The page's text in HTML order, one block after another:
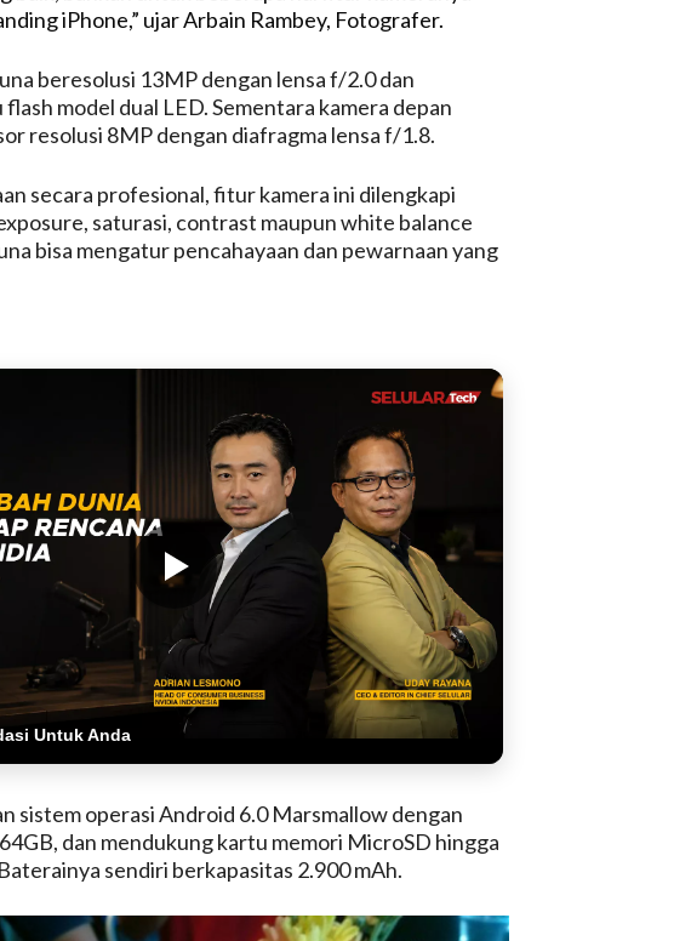
u
iPhone,” ujar Arbain Rambey, Fotografer.
beresolusi 13MP dengan lensa f/2.0 dan
model dual LED. Sementara kamera depan
resolusi 8MP dengan diafragma lensa f/1.8.
secara profesional, fitur kamera ini dilengkapi
saturasi, contrast maupun white balance
bisa mengatur pencahayaan dan pewarnaan yang
Untuk Anda
sistem operasi Android 6.0 Marsmallow dengan
dan mendukung kartu memori MicroSD hingga
sendiri berkapasitas 2.900 mAh.